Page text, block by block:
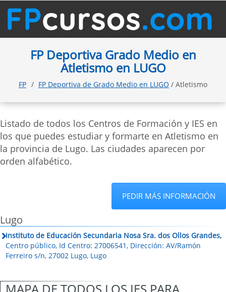
FP Deportiva Grado Medio en
Atletismo en LUGO
FP FP Deportiva de Grado Medio en LUGO / Atletismo
Listado de todos los Centros de Formación y IES en
los que puedes estudiar y formarte en Atletismo en
la provincia de Lugo. Las ciudades aparecen por
orden alfabético.
PEDIR MÁS INFORMACIÓN
Lugo
Instituto de Educación Secundaria Nosa Sra. dos Ollos Grandes,
Centro público, Id Centro: 27006541, Dirección: AV/Ramón
Ferreiro s/n, 27002 Lugo, Lugo